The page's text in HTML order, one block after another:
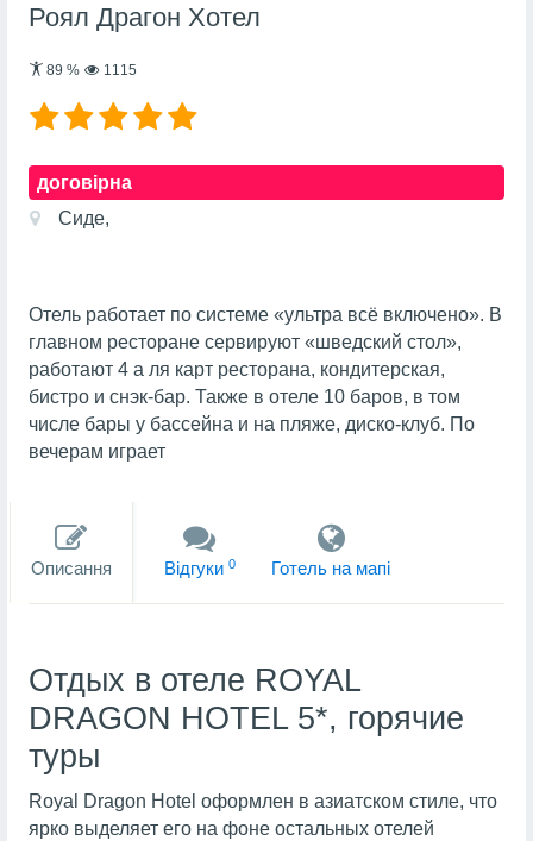
Роял Драгон Хотел
89 % 1115
договірна
Сиде,
Отель работает по системе «ультра всё включено». В
главном ресторане сервируют «шведский стол»,
работают 4 а ля карт ресторана, кондитерская,
бистро и снэк-бар. Также в отеле 10 баров, в том
числе бары у бассейна и на пляже, диско-клуб. По
вечерам играет
Описання Вiдгуки 0 Готель на мапi
Отдых в отеле ROYAL
DRAGON HOTEL 5*, горячие
туры
Royal Dragon Hotel оформлен в азиатском стиле, что
ярко выделяет его на фоне остальных отелей